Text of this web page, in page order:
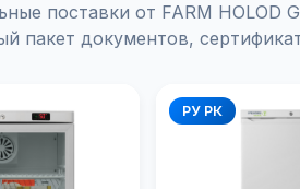
поставки от FARM HOLOD
пакет документов,
РУ РК